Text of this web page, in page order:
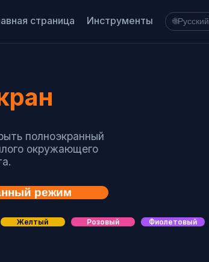
страница Инструменты 🌐Русский
полноэкранный
окружающего
режим
Желтый Розовый Фиолетовый